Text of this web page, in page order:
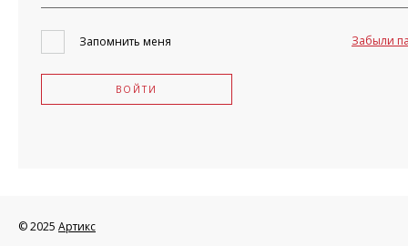
Запомнить меня Забыли
ВОЙТИ
© 2025 Артикс